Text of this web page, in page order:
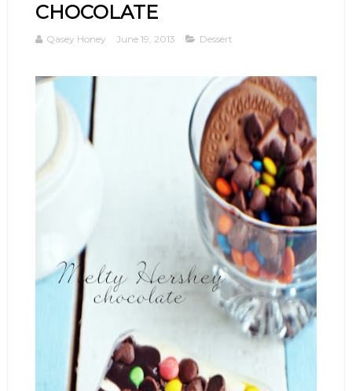
CHOCOLATE
Qasey Honey June 19, 2013 Dessert